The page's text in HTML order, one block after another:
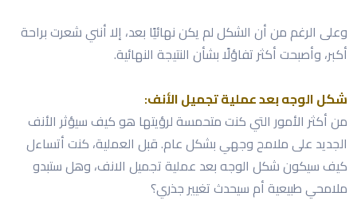
وعلى الرغم من أن الشكل لم يكن نهائيًا بعد، إلا أنني شعرت براحة
أكبر، وأصبحت أكثر تفاؤلًا بشأن النتيجة النهائية.
شكل الوجه بعد عملية تجميل الأنف:
من أكثر الأمور التي كنت متحمسة لرؤيتها هو كيف سيؤثر الأنف
الجديد على ملامح وجهي بشكل عام. قبل العملية، كنت أتساءل
كيف سيكون شكل الوجه بعد عملية تجميل الانف، وهل ستبدو
ملامحي طبيعية أم سيحدث تغيير جذري؟